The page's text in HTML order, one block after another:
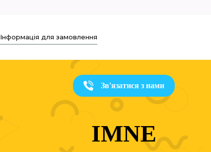
Інформація для замовлення
Зв'язатися з нами
IMNE